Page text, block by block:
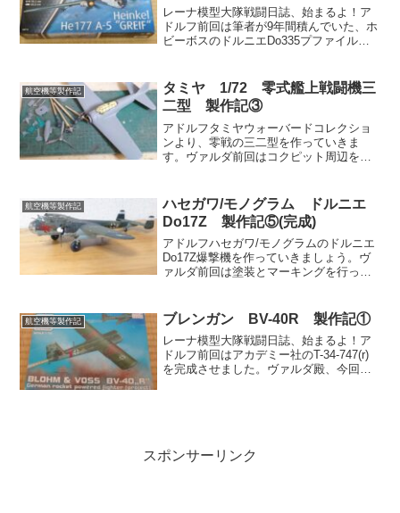
レーナ模型大隊戦闘日誌、始まるよ！ア
ドルフ前回は筆者が9年間積んでいた、ホ
ビーボスのドルニエDo335プファイルが
る。今回はそれを紹介しよう。レーナな
んか作業が難航して...
航空機等製作記
タミヤ 1/72 零式艦上戦闘機三
二型 製作記③
アドルフタミヤウォーバードコレクショ
ンより、零戦の三二型を作っていきま
す。ヴァルダ前回はコクピット周辺を組
う。レーナ筆者が何か悩んでいるよ。ア
ドルフ次のキットに使う青い色...
航空機等製作記
ハセガワ/モノグラム ドルニエ
Do17Z 製作記⑤(完成)
アドルフハセガワ/モノグラムのドルニエ
Do17Z爆撃機を作っていきましょう。ヴ
ァルダ前回は塗装とマーキングを行っ
遅れているなぁ。前回の件でだいぶ消耗
したかな？アドルフ作...
航空機等製作記 ブレンガン BV-40R 製作記①
レーナ模型大隊戦闘日誌、始まるよ！ア
ドルフ前回はアカデミー社のT-34-747(r)
を完成させました。ヴァルダ殿、今回は
スポンサーリンク